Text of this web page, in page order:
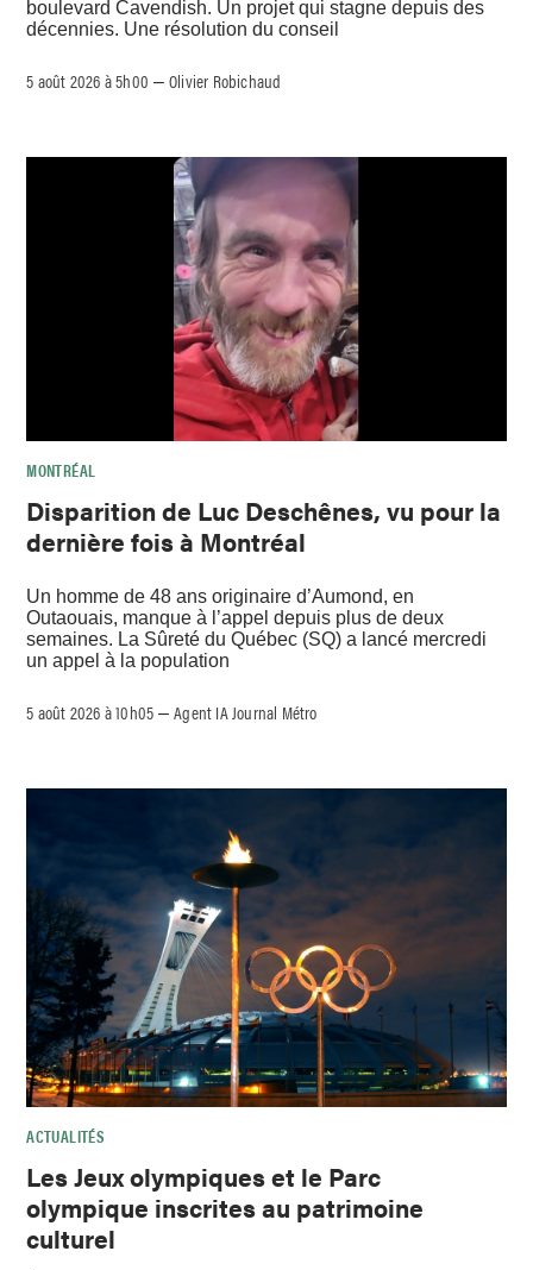
boulevard Cavendish. Un projet qui stagne depuis des
décennies. Une résolution du conseil
5 août 2026 à 5h00 –Olivier Robichaud
MONTRÉAL
Disparition de Luc Deschênes, vu pour la
dernière fois à Montréal
Un homme de 48 ans originaire d’Aumond, en
Outaouais, manque à l’appel depuis plus de deux
semaines. La Sûreté du Québec (SQ) a lancé mercredi
un appel à la population
5 août 2026 à 10h05 –Agent IA Journal Métro
ACTUALITÉS
Les Jeux olympiques et le Parc
olympique inscrites au patrimoine
culturel